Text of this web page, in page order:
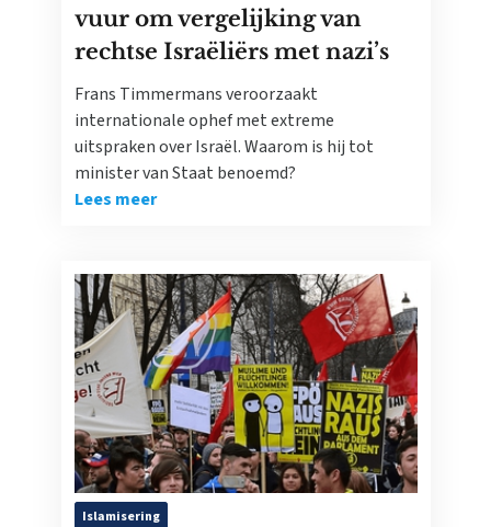
vuur om vergelijking van
rechtse Israëliërs met nazi’s
Frans Timmermans veroorzaakt
internationale ophef met extreme
uitspraken over Israël. Waarom is hij tot
minister van Staat benoemd?
Lees meer
Islamisering